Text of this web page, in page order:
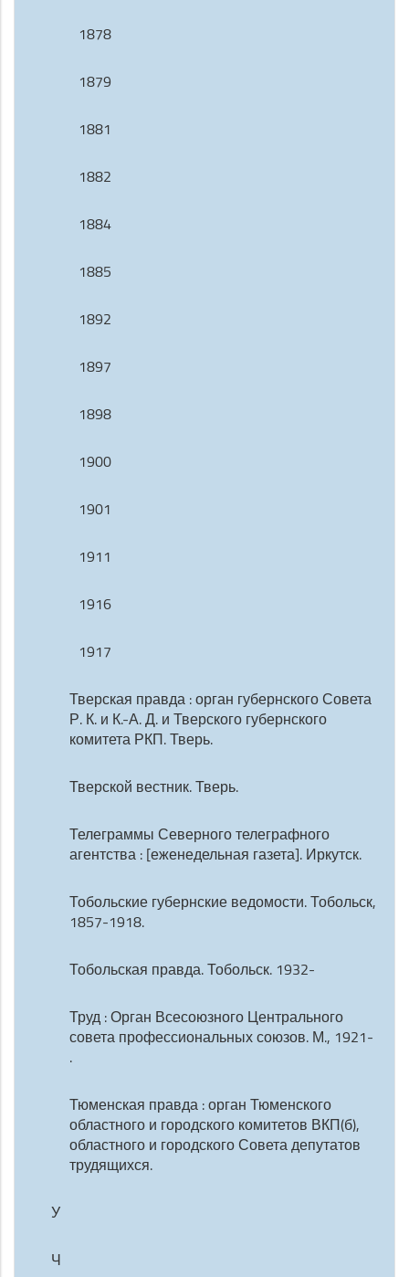
1878
1879
1881
1882
1884
1885
1892
1897
1898
1900
1901
1911
1916
1917
Тверская правда : орган губернского Совета
Р. К. и К.-А. Д. и Тверского губернского
комитета РКП. Тверь.
Тверской вестник. Тверь.
Телеграммы Северного телеграфного
агентства : [еженедельная газета]. Иркутск.
Тобольские губернские ведомости. Тобольск,
1857-1918.
Тобольская правда. Тобольск. 1932-
Труд : Орган Всесоюзного Центрального
совета профессиональных союзов. М., 1921-
.
Тюменская правда : орган Тюменского
областного и городского комитетов ВКП(б),
областного и городского Совета депутатов
трудящихся.
У
Ч